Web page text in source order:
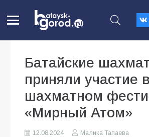
Батайские
приняли участие в
шахматном
«Мирный Атом»
12.08.2024
Малика Тапаева